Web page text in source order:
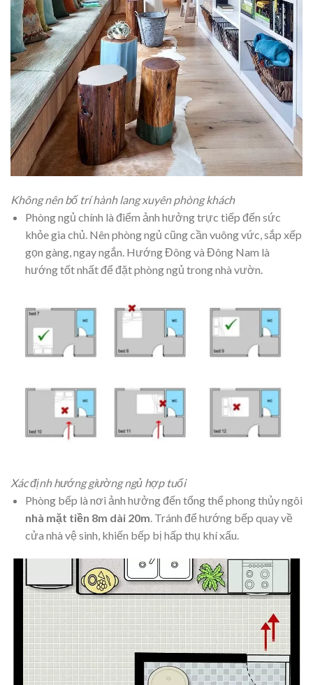
Không nên bố trí hành lang xuyên phòng khách
Phòng ngủ chính là điểm ảnh hưởng trực tiếp đến sức
khỏe gia chủ. Nên phòng ngủ cũng cần vuông vức, sắp xếp
gọn gàng, ngay ngắn. Hướng Đông và Đông Nam là
hướng tốt nhất để đặt phòng ngủ trong nhà vườn.
Xác định hướng giường ngủ hợp tuổi
Phòng bếp là nơi ảnh hưởng đến tổng thể phong thủy ngôi
nhà mặt tiền 8m dài 20m. Tránh để hướng bếp quay về
cửa nhà vệ sinh, khiến bếp bị hấp thụ khí xấu.